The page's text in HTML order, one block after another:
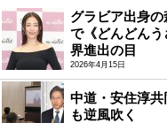
グラビア出身
で《どんどん
界進出の目
2026年4月15日
中道・安住淳
も逆風吹く